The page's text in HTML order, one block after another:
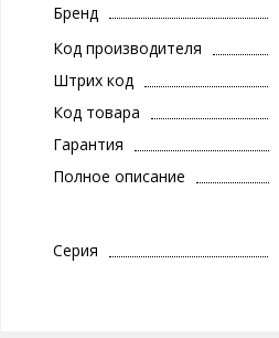
Бренд
Код производителя
Штрих код
Код товара
Гарантия
Полное описание
Серия